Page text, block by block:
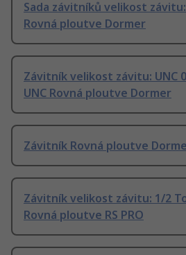
Sada závitníků velikost závitu:
Rovná ploutve Dormer
Závitník velikost závitu: UNC
UNC Rovná ploutve Dormer
Závitník Rovná ploutve
Závitník velikost závitu: 1/2 To
Rovná ploutve RS PRO